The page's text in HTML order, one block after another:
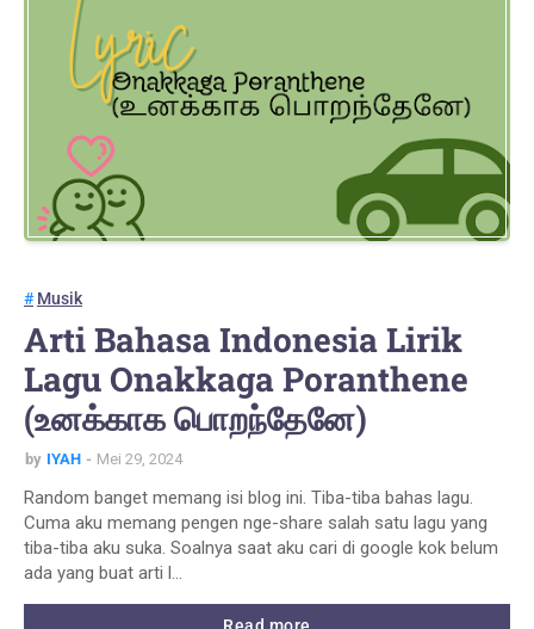
Musik
Arti Bahasa Indonesia Lirik
Lagu Onakkaga Poranthene
(உனக்காக பொறந்தேனே)
by IYAH Mei 29, 2024
Random banget memang isi blog ini. Tiba-tiba bahas lagu.
Cuma aku memang pengen nge-share salah satu lagu yang
tiba-tiba aku suka. Soalnya saat aku cari di google kok belum
ada yang buat arti l…